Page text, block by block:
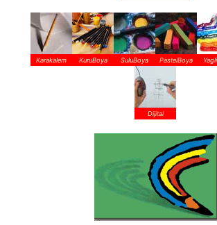
Karakalem KuruBoya SuluBoya PastelBoya
Dijital